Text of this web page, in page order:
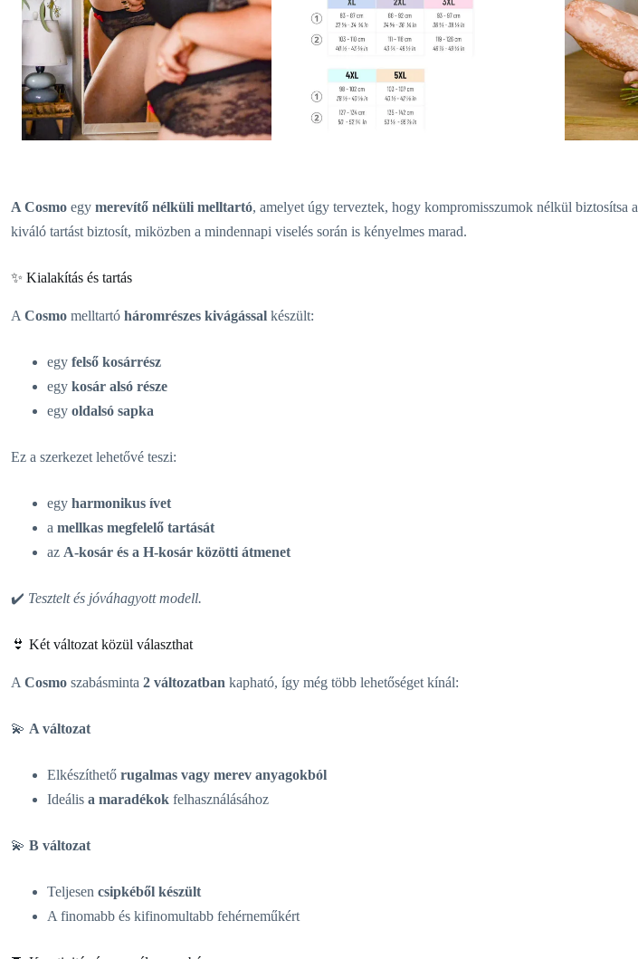
A Cosmo egy merevítő nélküli melltartó, amelyet úgy terveztek, hogy kompromisszumok nélkül biztosítsa a
kiváló tartást biztosít, miközben a mindennapi viselés során is kényelmes marad.
✨ Kialakítás és tartás
A Cosmo melltartó háromrészes kivágással készült:
egy felső kosárrész
egy kosár alsó része
egy oldalsó sapka
Ez a szerkezet lehetővé teszi:
egy harmonikus ívet
a mellkas megfelelő tartását
az A-kosár és a H-kosár közötti átmenet
✔️ Tesztelt és jóváhagyott modell.
👙 Két változat közül választhat
A Cosmo szabásminta 2 változatban kapható, így még több lehetőséget kínál:
💫 A változat
Elkészíthető rugalmas vagy merev anyagokból
Ideális a maradékok felhasználásához
💫 B változat
Teljesen csipkéből készült
A finomabb és kifinomultabb fehérneműkért